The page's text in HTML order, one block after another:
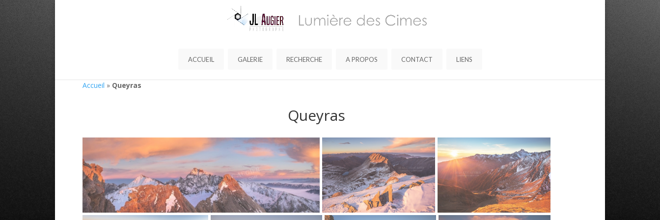
ACCUEIL GALERIE RECHERCHE A PROPOS CONTACT LIENS
Accueil » Queyras
Queyras